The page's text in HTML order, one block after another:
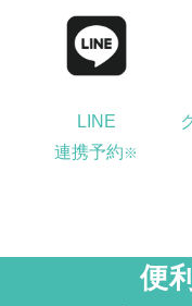
LINE
連携予約 ※
便